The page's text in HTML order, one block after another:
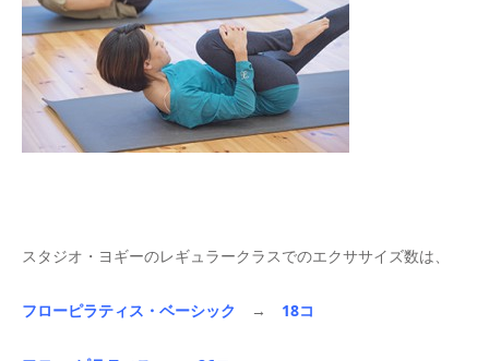
スタジオ・ヨギーのレギュラークラスでのエクササイズ数は、
フローピラティス・ベーシック → 18コ